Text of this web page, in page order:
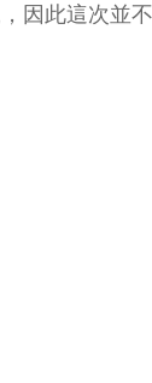
因此這次並